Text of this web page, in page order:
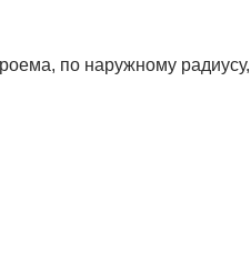
по наружному